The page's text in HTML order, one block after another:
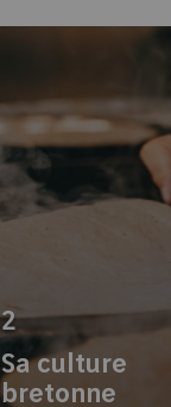
2
Sa culture
bretonne